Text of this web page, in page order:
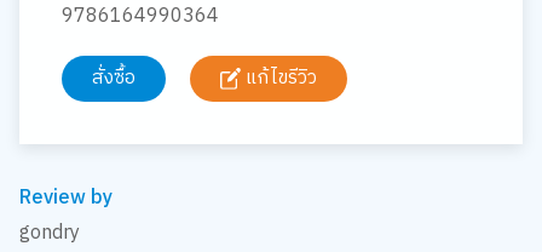
9786164990364
สั่งซื้อ
แก้ไขรีวิว
Review by
gondry